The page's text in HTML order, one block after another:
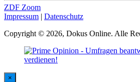
ZDF Zoom
Impressum | Datenschutz
Copyright © 2026, Dokus Online. Alle
×